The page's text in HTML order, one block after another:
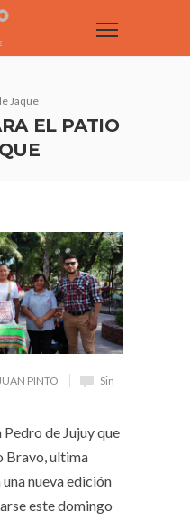
Jaque
EL PATIO
PINTO
Sin
de Jujuy que
Bravo, ultima
nueva edición
este domingo